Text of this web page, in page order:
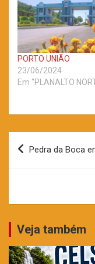
PORTO UNIÃO
23/06/2024
Em "PLANALTO
Navegação
de
Pedra da Boca
Veja também